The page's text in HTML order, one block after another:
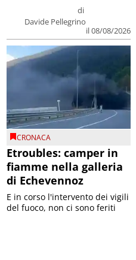
di
Davide Pellegrino
il 08/08/2026
CRONACA
Etroubles: camper in
fiamme nella galleria
di Echevennoz
E in corso l'intervento dei vigili
del fuoco, non ci sono feriti